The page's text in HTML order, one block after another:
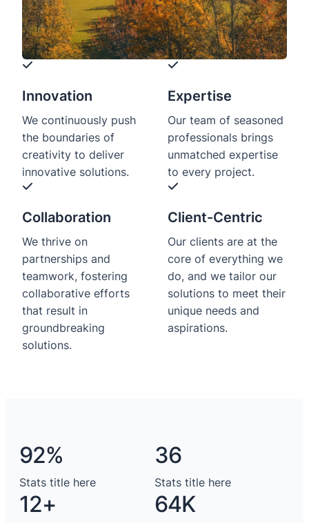
Innovation
We continuously push
the boundaries of
creativity to deliver
innovative solutions.
Expertise
Our team of seasoned
professionals brings
unmatched expertise
to every project.
Collaboration
We thrive on
partnerships and
teamwork, fostering
collaborative efforts
that result in
groundbreaking
solutions.
Client-Centric
Our clients are at the
core of everything we
do, and we tailor our
solutions to meet their
unique needs and
aspirations.
92%
Stats title here
36
Stats title here
12+ 64K